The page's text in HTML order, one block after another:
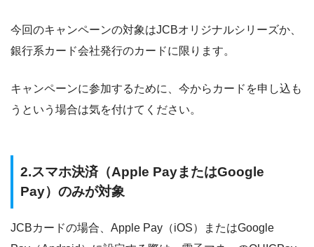
今回のキャンペーンの対象はJCBオリジナルシリーズか、
銀行系カード会社発行のカードに限ります。
キャンペーンに参加するために、今からカードを申し込も
うという場合は気を付けてください。
2.スマホ決済（Apple PayまたはGoogle
Pay）のみが対象
JCBカードの場合、Apple Pay（iOS）またはGoogle